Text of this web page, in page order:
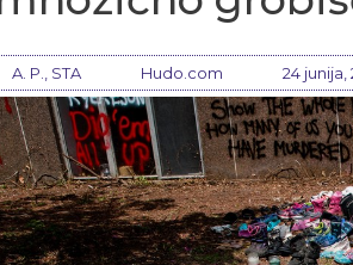
A. P., STA Hudo.com 24 junija,